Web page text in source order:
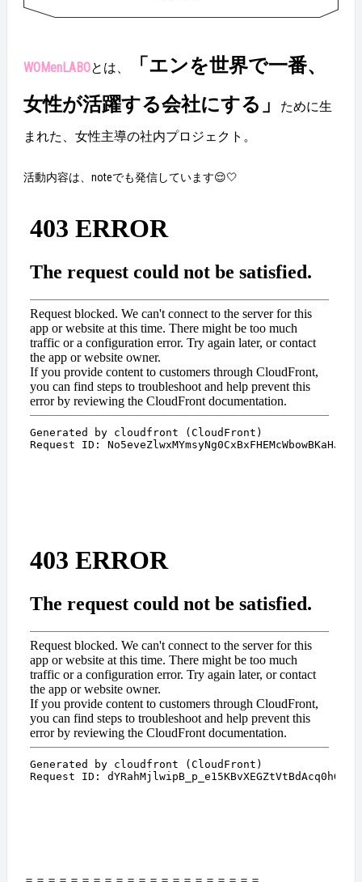
WOMenLABOとは、
「エンを世界で一番、
女性が活躍する会社にする」
ために生
まれた、女性主導の社内プロジェクト。
活動内容は、noteでも発信しています😌🤍